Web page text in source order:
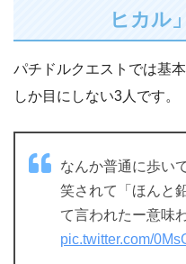
ヒカル
パチドルクエストでは基
しか目にしない3人です。
なんか普通に歩い
笑されて「ほんと
て言われたー意味
pic.twitter.com/